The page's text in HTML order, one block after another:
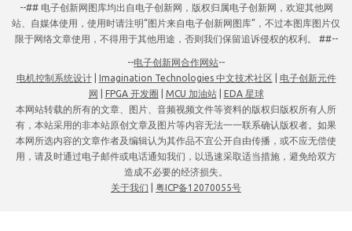
--## 电子创新网图库均出自电子创新网，版权归属电子创新网，欢迎其他网
站、自媒体使用，使用时请注明“图片来自电子创新网图库”，不过本图库图片仅
限于网络文章使用，不得用于其他用途，否则我们保留追诉侵权的权利。 ##--
--电子创新网合作网站--
电机控制系统设计| Imagination Technologies 中文技术社区
电子创新元件
网
FPGA 开发圈 MCU 加油站| EDA 星球
本网站转载的所有的文章、图片、音频视频文件等资料的版权归版权所有人所
有，本站采用的非本站原创文章及图片等内容无法一一联系确认版权者。如果
本网所选内容的文章作者及编辑认为其作品不宜公开自由传播，或不应无偿使
用，请及时通过电子邮件或电话通知我们，以迅速采取适当措施，避免给双方
造成不必要的经济损失。
关于我们
粤ICP备12070055号